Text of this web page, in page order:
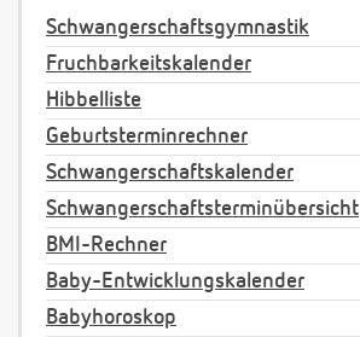
Schwangerschaftsgymnastik
Fruchbarkeitskalender
Hibbelliste
Geburtsterminrechner
Schwangerschaftskalender
Schwangerschaftsterminübersicht
BMI-Rechner
Baby-Entwicklungskalender
Babyhoroskop